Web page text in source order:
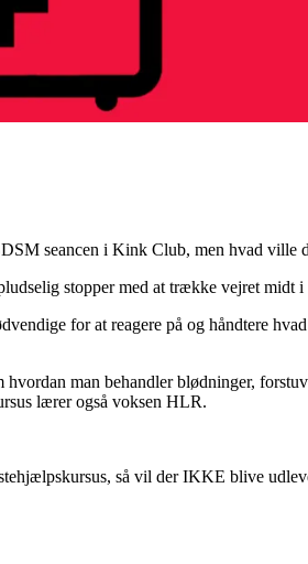
seancen i Kink Club, men hvad ville
stopper med at trække vejret midt i
for at reagere på og håndtere
man behandler blødninger,
lærer også voksen HLR.
så vil der IKKE blive